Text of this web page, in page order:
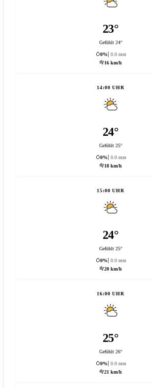
23°
Gefühlt 24°
0%
0.0 mm
16 km/h
14:00 UHR
24°
Gefühlt 25°
0%
0.0 mm
18 km/h
15:00 UHR
24°
Gefühlt 25°
0%
0.0 mm
20 km/h
16:00 UHR
25°
Gefühlt 26°
0%
0.0 mm
21 km/h